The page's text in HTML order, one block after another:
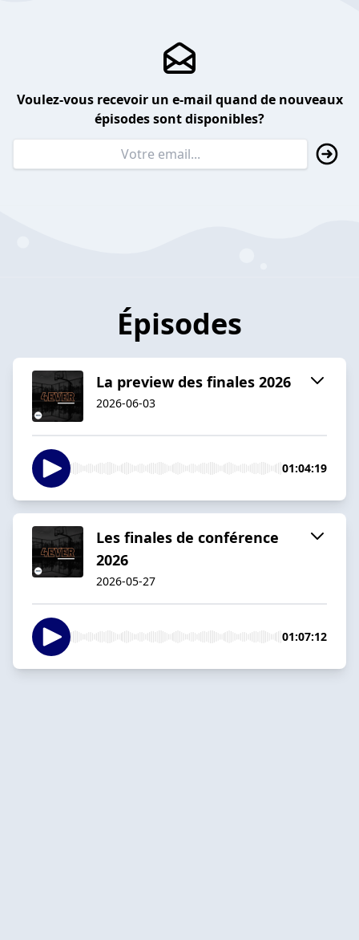
Voulez-vous recevoir un e-mail quand de nouveaux
épisodes sont disponibles?
Épisodes
La preview des finales 2026
2026-06-03
01:04:19
Les finales de conférence
2026
2026-05-27
01:07:12